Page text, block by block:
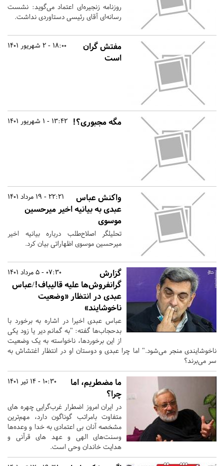
روزنامه زنجیره‌ای اعتماد می‌گوید: نشست
رسانه‌ای آقای رئیسی دستاوردی نداشت.
18:00 - 2 شهریور 1401
مفتش گران
است
13:42 - 1 شهریور 1401 مگه مجبوری؟!
22:21 - 19 مرداد 1401
واکنش عباس
عبدی به بیانیه اخیر میرحسین
موسوی
تحلیلگر اصلاح‌طلب درباره بیانیه اخیر
میرحسین موسوی اظهاراتی بیان کرد.
07:30 - 5 مرداد 1401
گزارش
گرانفروش‌ها علیه قالیباف!/عباس
عبدی در انتظار «وضعیت
ناخوشایند»
عباس عبدی اخیرا در اشاره به برخورد با
بدحجاب‌ها گفته: "به گمانم دیر یا زود یکی
از این برخوردها، ناخواسته به یک وضعیت
ناخوشایندی منجر می‌شود." اما چرا عبدی و دوستان او در انتظار اغتشاش به
سر می‌برند؟
10:30 - 14 تیر 1401
ما مضطریم، اما
چرا؟
در ایران امروز اضطرار غرب‌گرایی چهره های
متفاوت بامراتب گوناگون دارد، مهم‌ترین
مشخصه آنان بی اعتمادی به خدا و وعده‌ها
وسنت‌های الهی و عهد های قرآنی و
هدایت خاندان وحی است.